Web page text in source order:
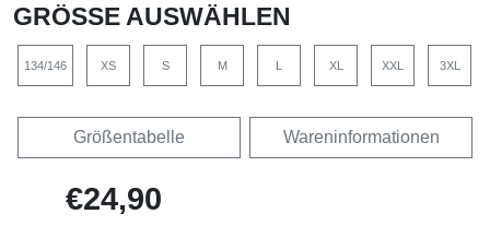
GRÖSSE AUSWÄHLEN
134/146 XS S M L XL XXL 3XL
Größentabelle Wareninformationen
€24,90